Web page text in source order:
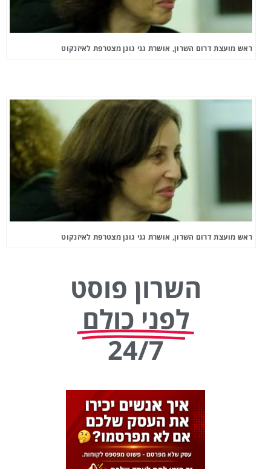
ראש מועצת דרום השרון, אושרת גני גונן מצטרפת לאיזנקוט
ראש מועצת דרום השרון, אושרת גני גונן מצטרפת לאיזנקוט
השרון פוסט
לפני כולם
24/7